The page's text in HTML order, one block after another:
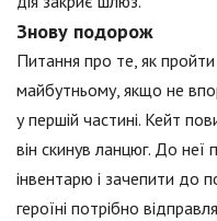
Знову подорож
Питання про те, як
майбутньому, якщо не
у першій частині. Кейт
він скинув ланцюг. До неї
інвентарю і зачепити до
героїні потрібно